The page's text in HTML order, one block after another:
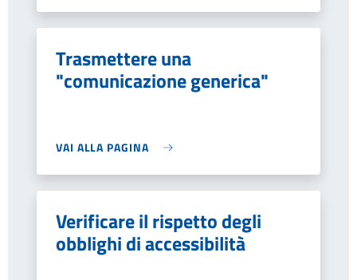
Trasmettere una
"comunicazione generica"
VAI ALLA PAGINA
Verificare il rispetto degli
obblighi di accessibilità